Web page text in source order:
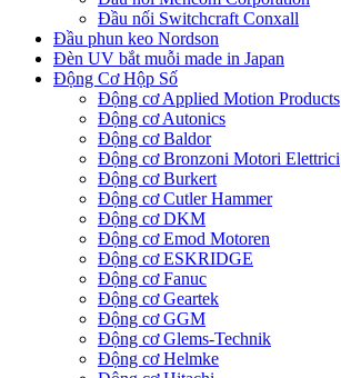
Đầu nối Switchcraft Conxall
Đầu phun keo Nordson
Đèn UV bắt muỗi made in Japan
Động Cơ Hộp Số
Động cơ Applied Motion Products
Động cơ Autonics
Động cơ Baldor
Động cơ Bronzoni Motori Elettrici
Động cơ Burkert
Động cơ Cutler Hammer
Động cơ DKM
Động cơ Emod Motoren
Động cơ ESKRIDGE
Động cơ Fanuc
Động cơ Geartek
Động cơ GGM
Động cơ Glems-Technik
Động cơ Helmke